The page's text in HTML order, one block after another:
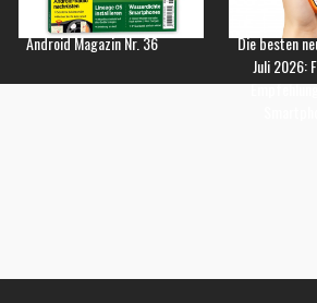
Android Magazin Nr. 36
Die besten
Juli 2026: